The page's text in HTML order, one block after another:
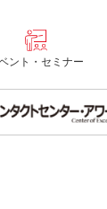
ント・セミナー